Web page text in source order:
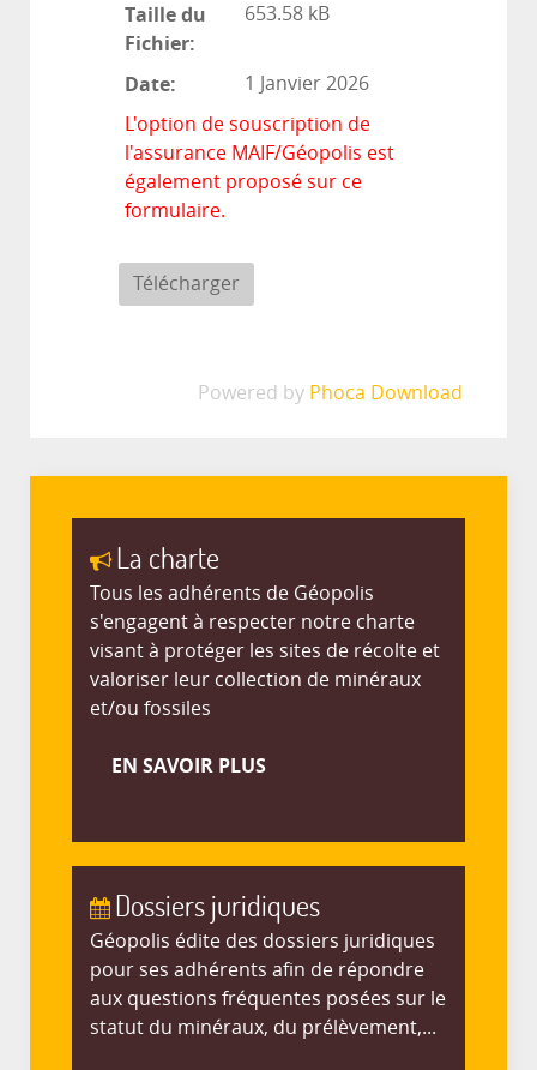
Taille du
Fichier:
653.58 kB
Date:
1 Janvier 2026
L'option de souscription de
l'assurance MAIF/Géopolis est
également proposé sur ce
formulaire.
Powered by Phoca Download
La charte
Tous les adhérents de Géopolis
s'engagent à respecter notre charte
visant à protéger les sites de récolte et
valoriser leur collection de minéraux
et/ou fossiles
EN SAVOIR PLUS
Dossiers juridiques
Géopolis édite des dossiers juridiques
pour ses adhérents afin de répondre
aux questions fréquentes posées sur le
statut du minéraux, du prélèvement,...